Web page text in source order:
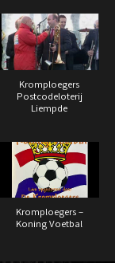
Kromploegers
Postcodeloterij
Liempde
Kromploegers –
Koning Voetbal